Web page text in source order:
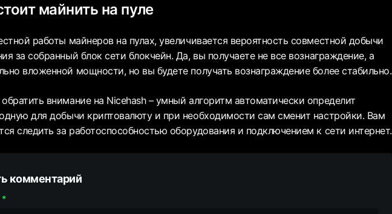
майнить на пуле
работы майнеров на пулах, увеличивается вероятность совместной добычи
за собранный блок сети блокчейн. Да, вы получаете не все вознаграждение, а
вложенной мощности, но вы будете получать вознаграждение более стабильно.
внимание на Nicehash – умный алгоритм автоматически определит
для добычи криптовалюту и при необходимости сам сменит настройки. Вам
следить за работоспособностью оборудования и подключением к сети интернет.
комментарий